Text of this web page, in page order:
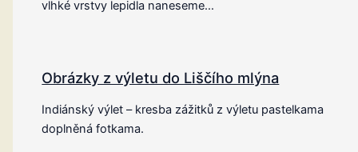
vlhké vrstvy lepidla naneseme…
Obrázky z výletu do Liščího mlýna
Indiánský výlet – kresba zážitků z výletu pastelkama
doplněná fotkama.